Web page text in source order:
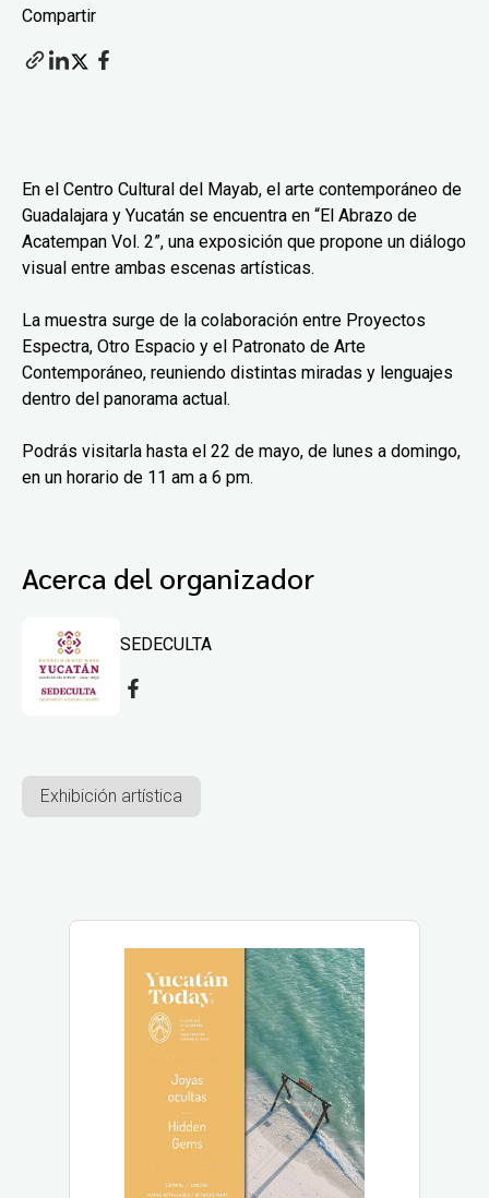
Compartir
En el Centro Cultural del Mayab, el arte contemporáneo de
Guadalajara y Yucatán se encuentra en “El Abrazo de
Acatempan Vol. 2”, una exposición que propone un diálogo
visual entre ambas escenas artísticas.
La muestra surge de la colaboración entre Proyectos
Espectra, Otro Espacio y el Patronato de Arte
Contemporáneo, reuniendo distintas miradas y lenguajes
dentro del panorama actual.
Podrás visitarla hasta el 22 de mayo, de lunes a domingo,
en un horario de 11 am a 6 pm.
Acerca del organizador
SEDECULTA
Exhibición artística